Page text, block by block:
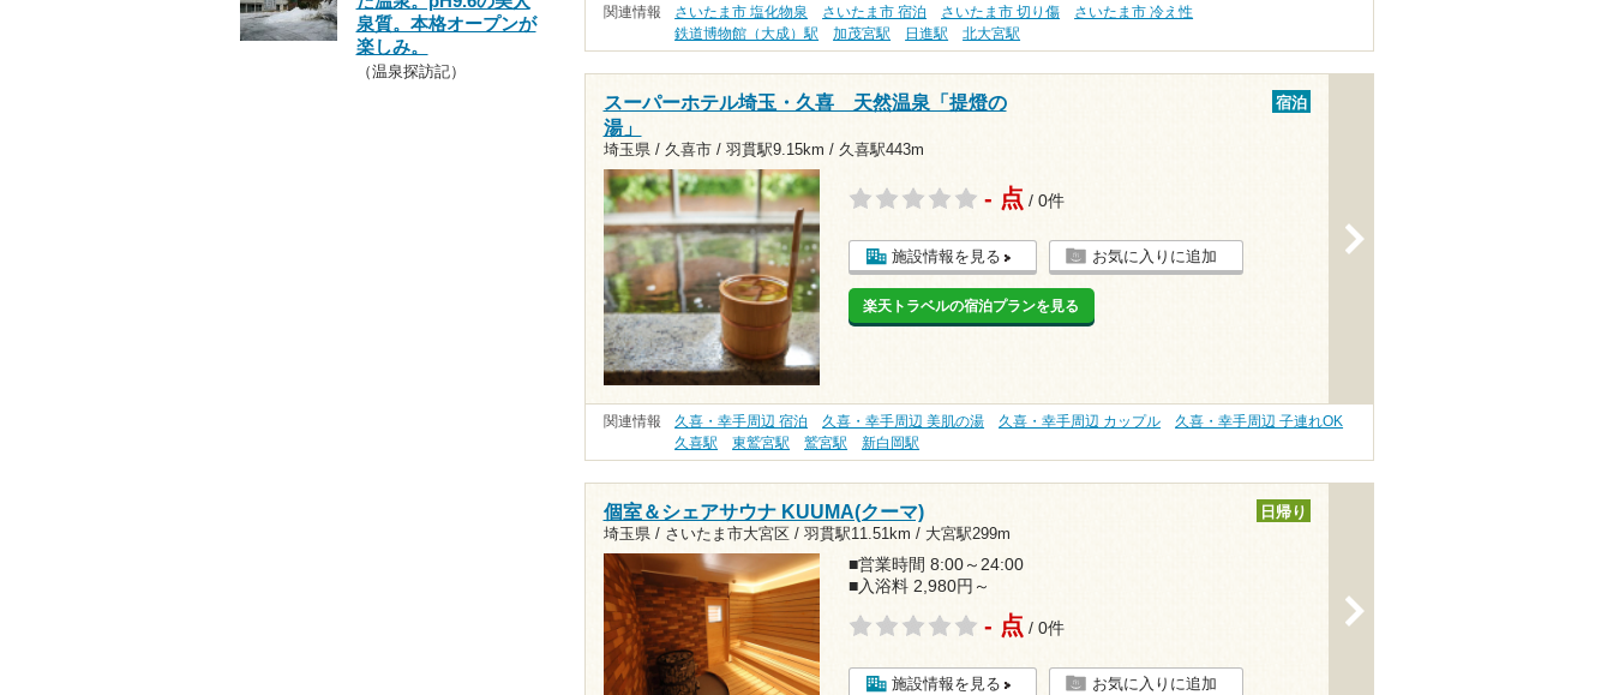
関連情報 さいたま市 塩化物泉 さいたま市 宿泊 さいたま市 切り傷
さいたま市 冷え性
鉄道博物館（大成）駅
加茂宮駅 日進駅 北大宮駅
スーパーホテル埼玉・久喜 天然温泉「提燈の
湯」
埼玉県 / 久喜市 / 羽貫駅9.15km / 久喜駅443m
宿泊
- 点 / 0件
施設情報を見る お気に入りに追加
楽天トラベルの宿泊プランを見る
関連情報 久喜・幸手周辺 宿泊 久喜・幸手周辺 美肌の湯 久喜・幸手周辺 カップル
久喜・幸手周辺 子連れOK
久喜駅
東鷲宮駅 鷲宮駅 新白岡駅
個室＆シェアサウナ KUUMA(クーマ)
埼玉県 / さいたま市大宮区 / 羽貫駅11.51km / 大宮駅299m
日帰り
■営業時間 8:00～24:00
■入浴料 2,980円～
- 点 / 0件
施設情報を見る お気に入りに追加
泉質。本格オープンが
楽しみ。
（温泉探訪記）